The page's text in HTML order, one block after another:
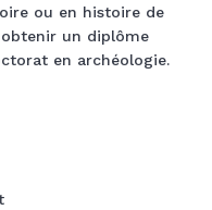
ou en histoire de
obtenir un diplôme
en archéologie.